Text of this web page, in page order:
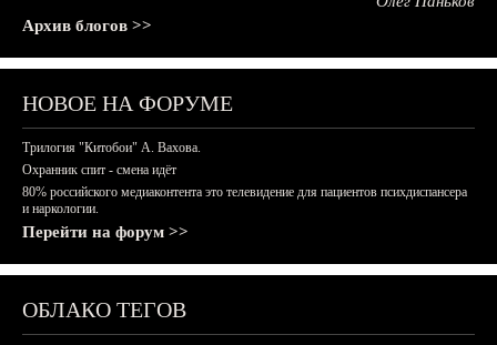
Архив блогов >>
НОВОЕ НА ФОРУМЕ
Трилогия "Китобои" А. Вахова.
Охранник спит - смена идёт
80% российского медиаконтента это телевидение для пациентов психдиспансера
и наркологии.
Перейти на форум >>
ОБЛАКО ТЕГОВ